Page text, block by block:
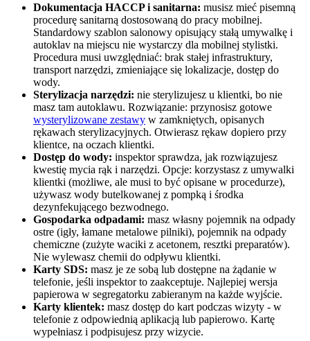
Dokumentacja HACCP i sanitarna: musisz mieć pisemną
procedurę sanitarną dostosowaną do pracy mobilnej.
Standardowy szablon salonowy opisujący stałą umywalkę i
autoklav na miejscu nie wystarczy dla mobilnej stylistki.
Procedura musi uwzględniać: brak stałej infrastruktury,
transport narzędzi, zmieniające się lokalizacje, dostęp do
wody.
Sterylizacja narzędzi: nie sterylizujesz u klientki, bo nie
masz tam autoklawu. Rozwiązanie: przynosisz gotowe
wysterylizowane zestawy w zamkniętych, opisanych
rękawach sterylizacyjnych. Otwierasz rękaw dopiero przy
klientce, na oczach klientki.
Dostęp do wody: inspektor sprawdza, jak rozwiązujesz
kwestię mycia rąk i narzędzi. Opcje: korzystasz z umywalki
klientki (możliwe, ale musi to być opisane w procedurze),
używasz wody butelkowanej z pompką i środka
dezynfekującego bezwodnego.
Gospodarka odpadami: masz własny pojemnik na odpady
ostre (igły, łamane metalowe pilniki), pojemnik na odpady
chemiczne (zużyte waciki z acetonem, resztki preparatów).
Nie wylewasz chemii do odpływu klientki.
Karty SDS: masz je ze sobą lub dostępne na żądanie w
telefonie, jeśli inspektor to zaakceptuje. Najlepiej wersja
papierowa w segregatorku zabieranym na każde wyjście.
Karty klientek: masz dostęp do kart podczas wizyty - w
telefonie z odpowiednią aplikacją lub papierowo. Kartę
wypełniasz i podpisujesz przy wizycie.